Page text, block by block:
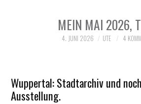
MEIN MAI 2026,
4. JUNI 2026 UTE 4
Wuppertal: Stadtarchiv und
Ausstellung.